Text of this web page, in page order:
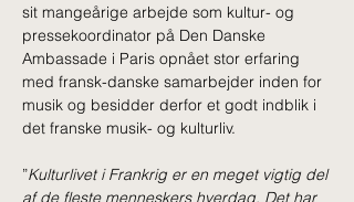
sit mangeårige arbejde som kultur- og
pressekoordinator på Den Danske
Ambassade i Paris opnået stor erfaring
med fransk-danske samarbejder inden for
musik og besidder derfor et godt indblik i
det franske musik- og kulturliv.
”Kulturlivet i Frankrig er en meget vigtig del
af de fleste menneskers hverdag. Det har